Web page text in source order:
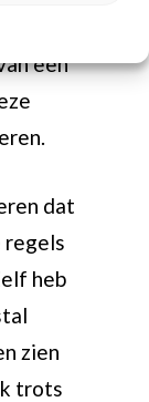
een
dat
regels
heb
zien
trots